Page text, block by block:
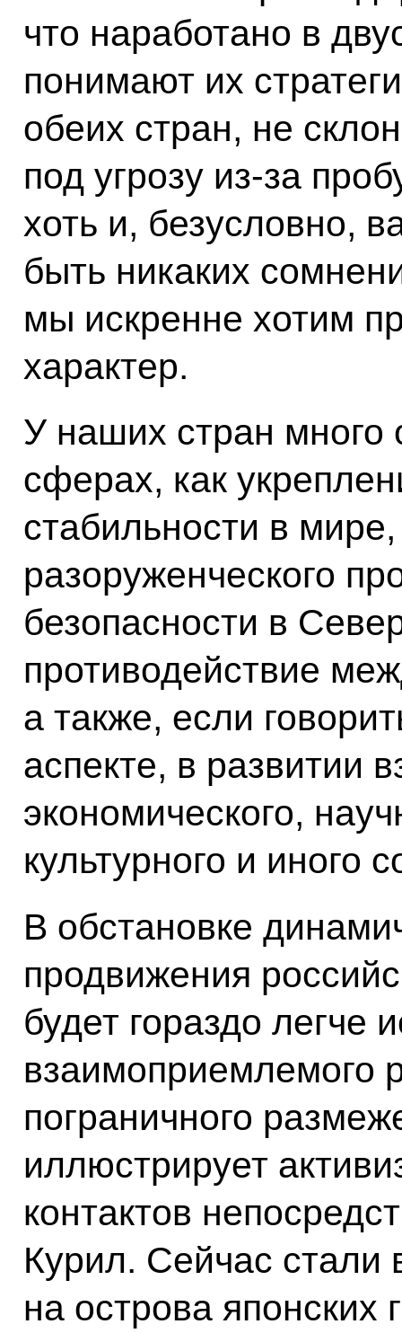
что наработано в
понимают их
обеих стран, не
под угрозу из‑за
хоть и, безусловно,
быть никаких
мы искренне хотим
характер.
У наших стран много
сферах, как
стабильности в
разоруженческого
безопасности в
противодействие
а также, если
аспекте, в развитии
экономического,
культурного и иного
В обстановке
продвижения
будет гораздо легче
взаимоприемлемого
пограничного
иллюстрирует
контактов
Курил. Сейчас стали
на острова